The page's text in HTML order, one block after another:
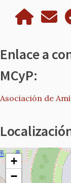
Enlace a
MCyP:
Asociación de
+
−